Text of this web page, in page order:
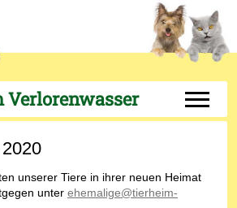
Verlorenwasser Off-
unserer Tiere in ihrer neuen Heimat
unter ehemalige@tierheim-